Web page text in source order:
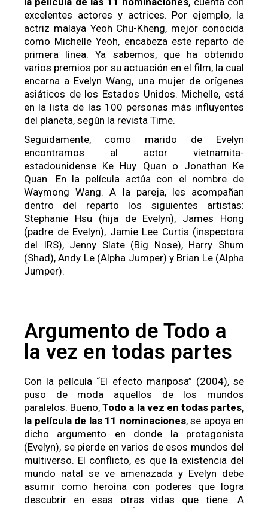
excelentes actores y actrices. Por ejemplo, la
actriz malaya Yeoh Chu-Kheng, mejor conocida
como Michelle Yeoh, encabeza este reparto de
primera línea. Ya sabemos, que ha obtenido
varios premios por su actuación en el film, la cual
encarna a Evelyn Wang, una mujer de orígenes
asiáticos de los Estados Unidos. Michelle, está
en la lista de las 100 personas más influyentes
del planeta, según la revista Time.
Seguidamente, como marido de Evelyn
encontramos al actor vietnamita-
estadounidense Ke Huy Quan o Jonathan Ke
Quan. En la película actúa con el nombre de
Waymong Wang. A la pareja, les acompañan
dentro del reparto los siguientes artistas:
Stephanie Hsu (hija de Evelyn), James Hong
(padre de Evelyn), Jamie Lee Curtis (inspectora
del IRS), Jenny Slate (Big Nose), Harry Shum
(Shad), Andy Le (Alpha Jumper) y Brian Le (Alpha
Jumper).
Argumento de Todo a
la vez en todas partes
Con la película “El efecto mariposa” (2004), se
puso de moda aquellos de los mundos
paralelos. Bueno,Todo a la vez en todas partes,
la película de las 11 nominaciones, se apoya en
dicho argumento en donde la protagonista
(Evelyn), se pierde en varios de esos mundos del
multiverso. El conflicto, es que la existencia del
mundo natal se ve amenazada y Evelyn debe
asumir como heroína con poderes que logra
descubrir en esas otras vidas que tiene. A